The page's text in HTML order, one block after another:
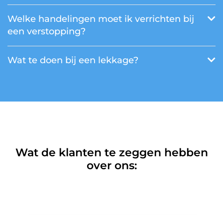
Welke handelingen moet ik verrichten bij
een verstopping?
Wat te doen bij een lekkage?
Wat de klanten te zeggen hebben
over ons: